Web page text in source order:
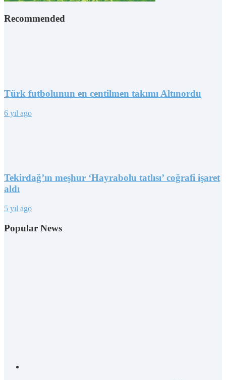
Recommended
Türk futbolunun en centilmen takımı Altınordu
6 yıl ago
Tekirdağ’ın meşhur ‘Hayrabolu tatlısı’ coğrafi işaret
aldı
5 yıl ago
Popular News